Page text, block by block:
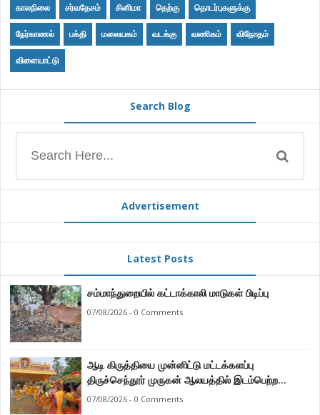
காலநிலை சர்வதேசம் சினிமா தெற்கு தொடர்புகளுக்கு
நேர்காணல் பக்தி மலையகம் வடக்கு வணிகம் விநோதம்
விளையாட்டு
Search Blog
Advertisement
Latest Posts
சம்மாந்துறையில் கட்டாக்காலி மாடுகள் பிடிப்பு
07/08/2026 - 0 Comments
ஆடி கிருத்தியை முன்னிட்டு மட்டக்களப்பு
திருச்செந்தூர் முருகன் ஆலயத்தில் இடம்பெற்ற
பால்குட பவனி 1008 சங்கா ஆபிஷேக நிகழ்வு.
07/08/2026 - 0 Comments